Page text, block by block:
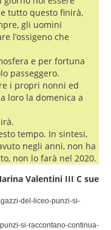
tutto questo finirà,
gli uomini
l’ossigeno che
e per fortuna
passeggero.
i propri nonni ed
loro la domenica a
tempo. In sintesi,
negli anni, non ha
non lo farà nel 2020.
Valentini III C sue
del-liceo-punzi-si-
si-raccontano-continua-